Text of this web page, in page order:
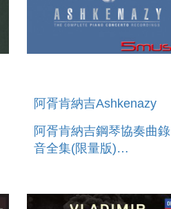
阿胥肯納吉Ashkenazy
阿胥肯納吉鋼琴協奏曲錄
音全集(限量版)
COMPLETE PIANO